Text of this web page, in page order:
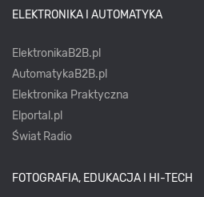
ELEKTRONIKA I AUTOMATYKA
ElektronikaB2B.pl
AutomatykaB2B.pl
Elektronika Praktyczna
Elportal.pl
Świat Radio
FOTOGRAFIA, EDUKACJA I HI-TECH